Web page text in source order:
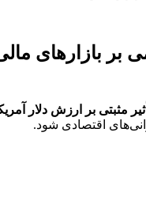
بر بازارهای
مثبتی بر ارزش دلار
اقتصادی شود.